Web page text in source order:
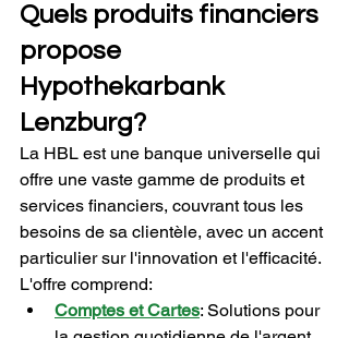
Quels produits financiers
propose
Hypothekarbank
Lenzburg?
La HBL est une banque universelle qui
offre une vaste gamme de produits et
services financiers, couvrant tous les
besoins de sa clientèle, avec un accent
particulier sur l'innovation et l'efficacité.
L'offre comprend:
Comptes et Cartes: Solutions pour